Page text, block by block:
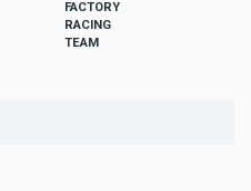
FACTORY
RACING
TEAM